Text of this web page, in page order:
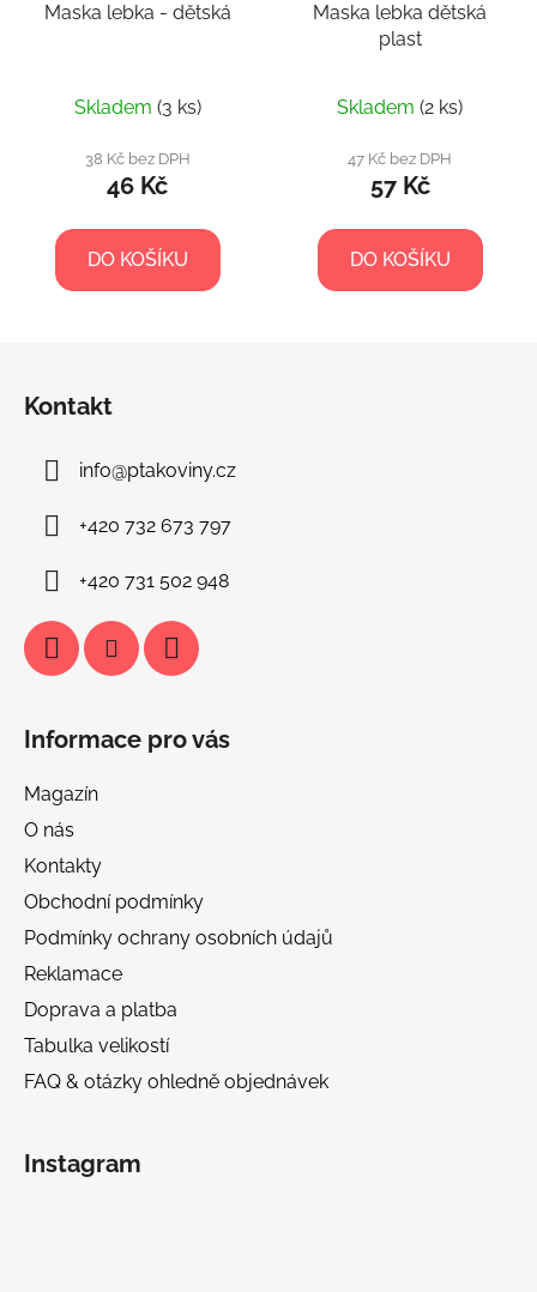
Maska lebka - dětská
Skladem (3 ks)
38 Kč bez DPH
46 Kč
DO KOŠÍKU
Maska lebka dětská
plast
Skladem (2 ks)
47 Kč bez DPH
57 Kč
DO KOŠÍKU
Kontakt
info@ptakoviny.cz
+420 732 673 797
+420 731 502 948
Informace pro vás
Magazín
O nás
Kontakty
Obchodní podmínky
Podmínky ochrany osobních údajů
Reklamace
Doprava a platba
Tabulka velikostí
FAQ & otázky ohledně objednávek
Instagram